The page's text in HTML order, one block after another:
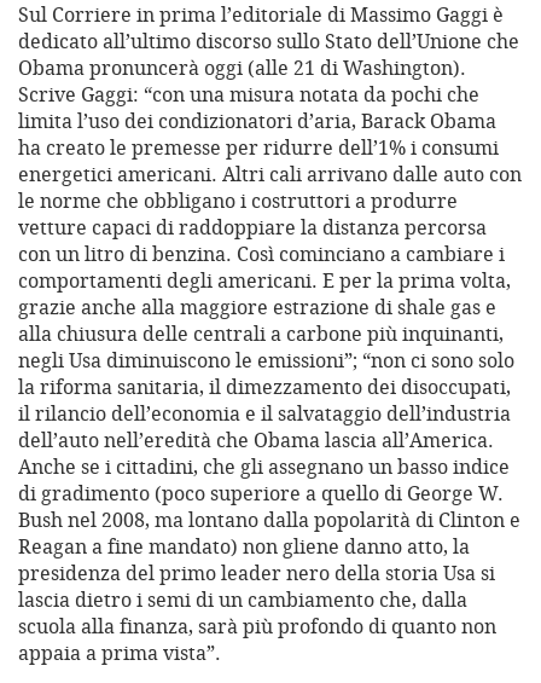
Sul Corriere in prima l’editoriale di Massimo Gaggi è
dedicato all’ultimo discorso sullo Stato dell’Unione che
Obama pronuncerà oggi (alle 21 di Washington).
Scrive Gaggi: “con una misura notata da pochi che
limita l’uso dei condizionatori d’aria, Barack Obama
ha creato le premesse per ridurre dell’1% i consumi
energetici americani. Altri cali arrivano dalle auto con
le norme che obbligano i costruttori a produrre
vetture capaci di raddoppiare la distanza percorsa
con un litro di benzina. Così cominciano a cambiare i
comportamenti degli americani. E per la prima volta,
grazie anche alla maggiore estrazione di shale gas e
alla chiusura delle centrali a carbone più inquinanti,
negli Usa diminuiscono le emissioni”; “non ci sono solo
la riforma sanitaria, il dimezzamento dei disoccupati,
il rilancio dell’economia e il salvataggio dell’industria
dell’auto nell’eredità che Obama lascia all’America.
Anche se i cittadini, che gli assegnano un basso indice
di gradimento (poco superiore a quello di George W.
Bush nel 2008, ma lontano dalla popolarità di Clinton e
Reagan a fine mandato) non gliene danno atto, la
presidenza del primo leader nero della storia Usa si
lascia dietro i semi di un cambiamento che, dalla
scuola alla finanza, sarà più profondo di quanto non
appaia a prima vista”.